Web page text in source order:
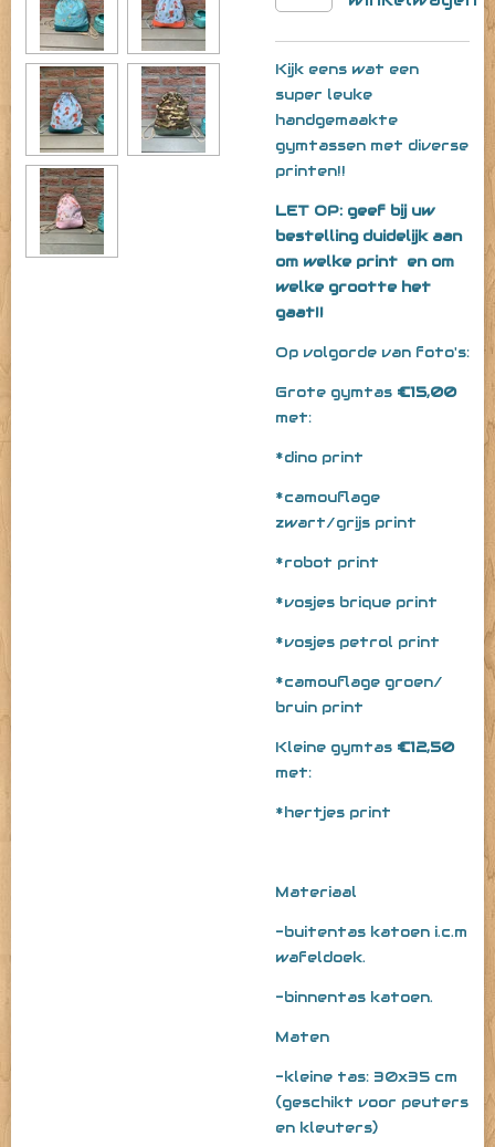
Kijk eens wat een
super leuke
handgemaakte
gymtassen met diverse
printen!!
LET OP: geef bij uw
bestelling duidelijk aan
om welke print en om
welke grootte het
gaat!!
Op volgorde van foto's:
Grote gymtas €15,00
met:
*dino print
*camouflage
zwart/grijs print
*robot print
*vosjes brique print
*vosjes petrol print
*camouflage groen/
bruin print
Kleine gymtas €12,50
met:
*hertjes print
Materiaal
-buitentas katoen i.c.m
wafeldoek.
-binnentas katoen.
Maten
-kleine tas: 30x35 cm
(geschikt voor peuters
en kleuters)